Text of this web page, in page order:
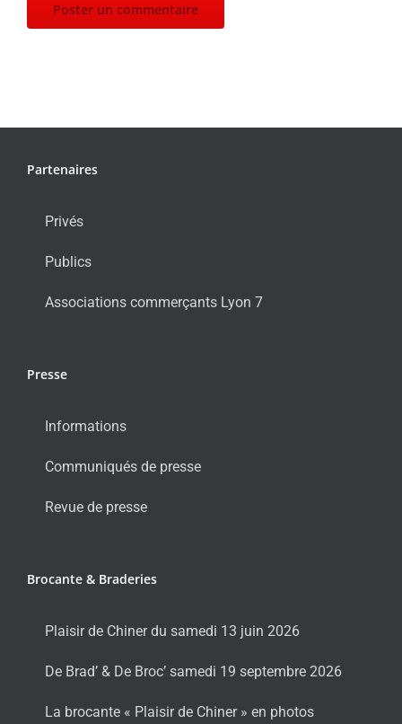
Partenaires
Privés
Publics
Associations commerçants Lyon 7
Presse
Informations
Communiqués de presse
Revue de presse
Brocante & Braderies
Plaisir de Chiner du samedi 13 juin 2026
De Brad’ & De Broc’ samedi 19 septembre 2026
La brocante « Plaisir de Chiner » en photos